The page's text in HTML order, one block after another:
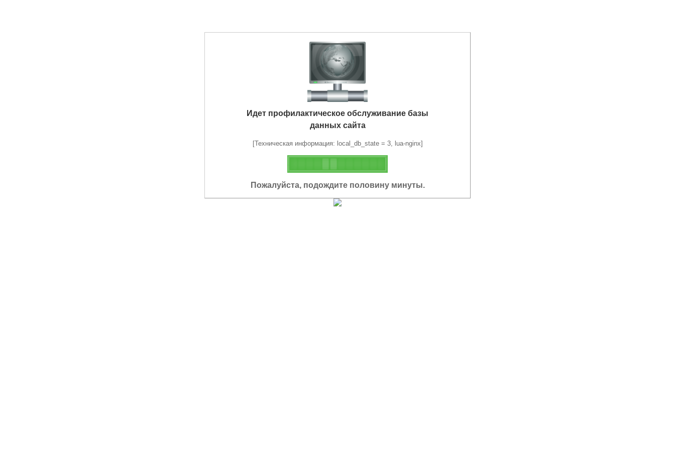
Идет профилактическое обслуживание базы
данных сайта
[Техническая информация: local_db_state = 3, lua-nginx]
Пожалуйста, подождите половину минуты.